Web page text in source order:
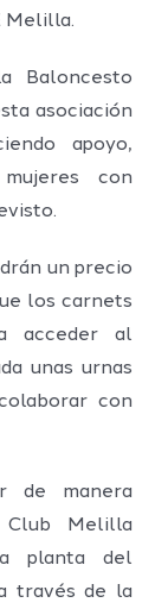
Melilla.
Baloncesto
asociación
apoyo,
con
un precio
los carnets
acceder al
unas urnas
con
de manera
Melilla
planta del
través de la